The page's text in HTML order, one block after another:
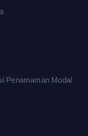
Penamaman Modal